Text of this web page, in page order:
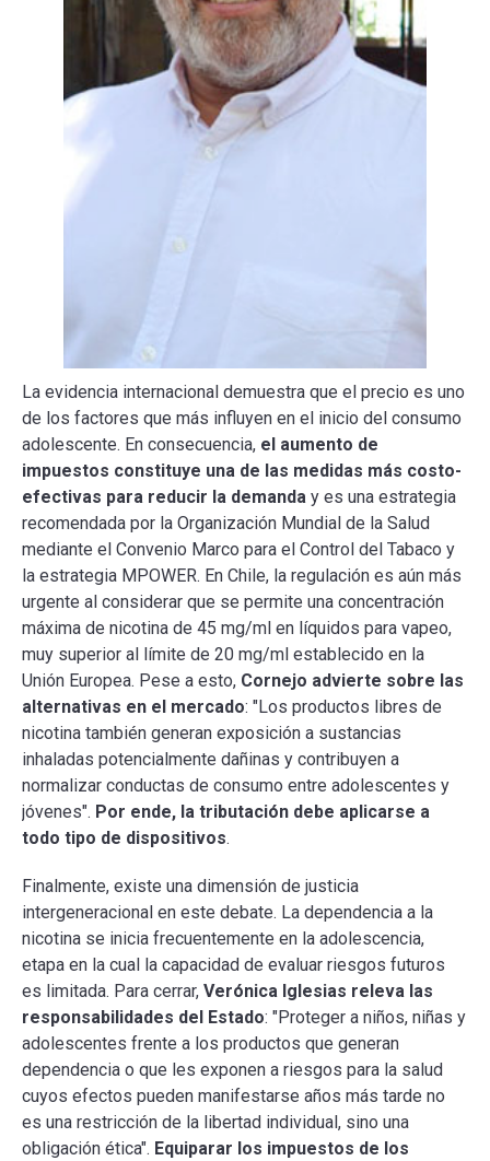
La evidencia internacional demuestra que el precio es uno
de los factores que más influyen en el inicio del consumo
adolescente. En consecuencia, el aumento de
impuestos constituye una de las medidas más costo-
efectivas para reducir la demanda y es una estrategia
recomendada por la Organización Mundial de la Salud
mediante el Convenio Marco para el Control del Tabaco y
la estrategia MPOWER. En Chile, la regulación es aún más
urgente al considerar que se permite una concentración
máxima de nicotina de 45 mg/ml en líquidos para vapeo,
muy superior al límite de 20 mg/ml establecido en la
Unión Europea. Pese a esto, Cornejo advierte sobre las
alternativas en el mercado: "Los productos libres de
nicotina también generan exposición a sustancias
inhaladas potencialmente dañinas y contribuyen a
normalizar conductas de consumo entre adolescentes y
jóvenes". Por ende, la tributación debe aplicarse a
todo tipo de dispositivos.
Finalmente, existe una dimensión de justicia
intergeneracional en este debate. La dependencia a la
nicotina se inicia frecuentemente en la adolescencia,
etapa en la cual la capacidad de evaluar riesgos futuros
es limitada. Para cerrar, Verónica Iglesias releva las
responsabilidades del Estado: "Proteger a niños, niñas y
adolescentes frente a los productos que generan
dependencia o que les exponen a riesgos para la salud
cuyos efectos pueden manifestarse años más tarde no
es una restricción de la libertad individual, sino una
obligación ética". Equiparar los impuestos de los